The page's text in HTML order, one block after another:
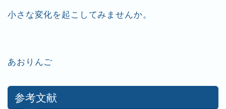
小さな変化を起こしてみませんか。
あおりんご
参考文献